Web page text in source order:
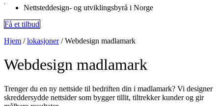
Nettsteddesign- og utviklingsbyrå i Norge
Få et tilbud
Hjem /lokasjoner/Webdesign madlamark
Webdesign madlamark
Trenger du en ny nettside til bedriften din i madlamark? Vi designer
skreddersydde nettsider som bygger tillit, tiltrekker kunder og gir